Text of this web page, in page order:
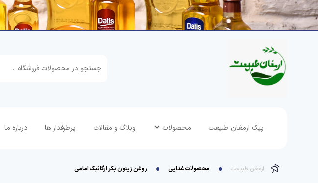
پیک ارمغان طبیعت محصولات وبلاگ و مقالات پرطرفدار ها درباره ما
ارمغان طبیعت محصولات غذایی روغن زیتون بکر ارگانیک امامی